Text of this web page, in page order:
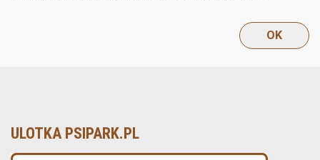
ULOTKA PSIPARK.PL